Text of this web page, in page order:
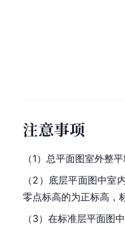
注意事项
（1）总平面图室外整
（2）底层平面图中室
零点标高的为正标高，
（3）在标准层平面图